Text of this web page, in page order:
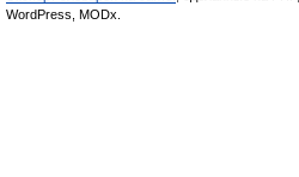
WordPress, MODx.